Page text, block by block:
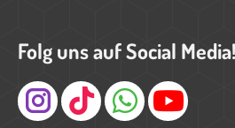
Folg uns auf Social Media!
Instagram